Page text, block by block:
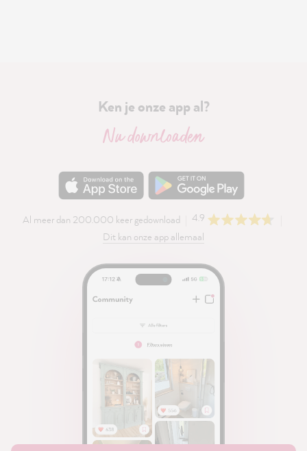
Ken je onze app al?
Nu downloaden
Al meer dan 200.000 keer gedownload
4.9
Dit kan onze app allemaal